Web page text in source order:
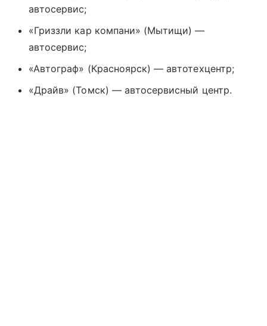
автосервис;
«Гриззли кар компани» (Мытищи) —
автосервис;
«Автограф» (Красноярск) — автотехцентр;
«Драйв» (Томск) — автосервисный центр.